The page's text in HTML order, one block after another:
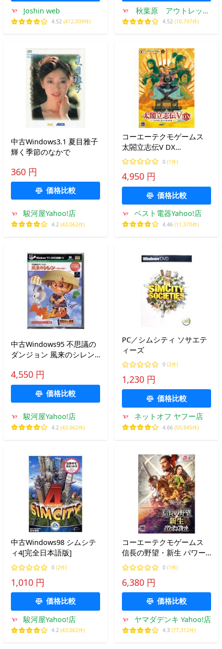
Joshin web
4.52 (412,009件)
秋葉原 アウトレット
プラザ
4.52 (10,797件)
中古Windows3.1 夏目雅子
輝く季節のなかで
360 円
価格比較
駿河屋Yahoo!店
4.2 (43,062件)
コーエーテクモゲームス
太閤立志伝V DX
【Windows用】
0 (1件)
4,950 円
価格比較
ベスト電器Yahoo!店
4.46 (11,370件)
中古Windows95 不思議の
ダンジョン 風来のシレン
4,550 円
価格比較
駿河屋Yahoo!店
4.2 (43,062件)
PC／シムシティ ソサエテ
ィーズ
0 (2件)
1,230 円
価格比較
ネットオフ ヤフー店
4.66 (50,945件)
中古Windows98 シムシテ
ィ4[完全日本語版]
0 (2件)
1,010 円
価格比較
駿河屋Yahoo!店
4.2 (43,062件)
コーエーテクモゲームス
信長の野望・新生 パワー
アップキット0 (1件)
6,380 円
価格比較
ヤマダデンキ Yahoo!店
4.3 (77,312件)